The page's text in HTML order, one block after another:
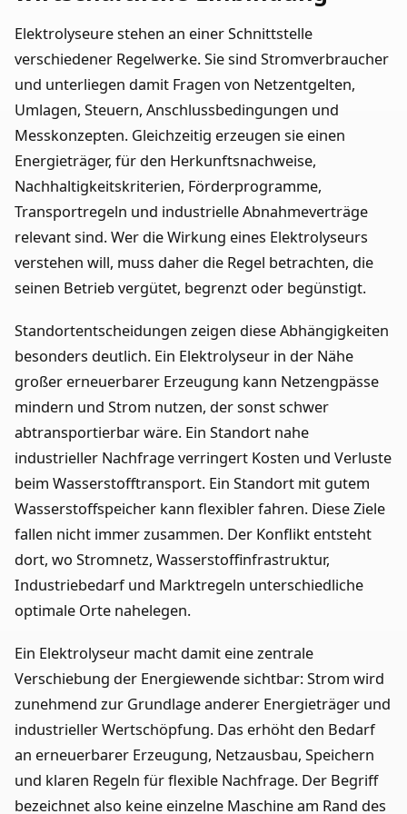
Elektrolyseure stehen an einer Schnittstelle
verschiedener Regelwerke. Sie sind Stromverbraucher
und unterliegen damit Fragen von Netzentgelten,
Umlagen, Steuern, Anschlussbedingungen und
Messkonzepten. Gleichzeitig erzeugen sie einen
Energieträger, für den Herkunftsnachweise,
Nachhaltigkeitskriterien, Förderprogramme,
Transportregeln und industrielle Abnahmeverträge
relevant sind. Wer die Wirkung eines Elektrolyseurs
verstehen will, muss daher die Regel betrachten, die
seinen Betrieb vergütet, begrenzt oder begünstigt.
Standortentscheidungen zeigen diese Abhängigkeiten
besonders deutlich. Ein Elektrolyseur in der Nähe
großer erneuerbarer Erzeugung kann Netzengpässe
mindern und Strom nutzen, der sonst schwer
abtransportierbar wäre. Ein Standort nahe
industrieller Nachfrage verringert Kosten und Verluste
beim Wasserstofftransport. Ein Standort mit gutem
Wasserstoffspeicher kann flexibler fahren. Diese Ziele
fallen nicht immer zusammen. Der Konflikt entsteht
dort, wo Stromnetz, Wasserstoffinfrastruktur,
Industriebedarf und Marktregeln unterschiedliche
optimale Orte nahelegen.
Ein Elektrolyseur macht damit eine zentrale
Verschiebung der Energiewende sichtbar: Strom wird
zunehmend zur Grundlage anderer Energieträger und
industrieller Wertschöpfung. Das erhöht den Bedarf
an erneuerbarer Erzeugung, Netzausbau, Speichern
und klaren Regeln für flexible Nachfrage. Der Begriff
bezeichnet also keine einzelne Maschine am Rand des